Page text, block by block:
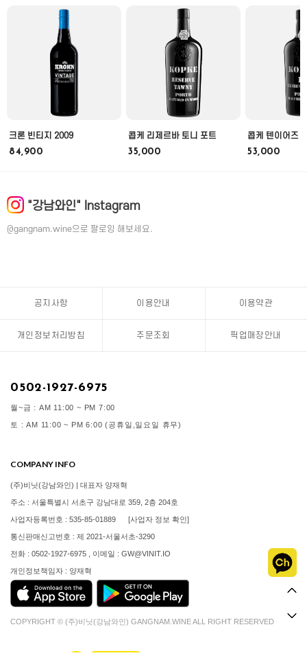
크론 빈티지 2009
84,900
콥케 리제르바 토니 포트
35,000
콥케 텐이어즈
53,000
"강남와인" Instagram
@gangnam.wine으로 팔로잉 해보세요.
공지사항 이용안내 이용약관
개인정보처리방침 주문조회 픽업매장안내
0502-1927-6975
월~금 : AM 11:00 ~ PM 7:00
토 : AM 11:00 ~ PM 6:00 (공휴일,일요일 휴무)
COMPANY INFO
(주)비닛(강남와인) | 대표자 양재혁
주소 : 서울특별시 서초구 강남대로 359, 2층 204호
사업자등록번호 : 535-85-01889 [사업자 정보 확인]
통신판매신고번호 : 제 2021-서울서초-3290
전화 : 0502-1927-6975 , 이메일 : GW@VINIT.IO
개인정보책임자 : 양재혁
COPYRIGHT © (주)비닛(강남와인) GANGNAM.WINE ALL RIGHT RESERVED